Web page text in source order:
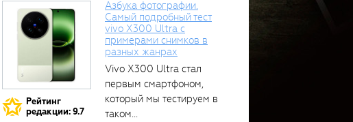
Рейтинг
редакции: 9.7
Азбука фотографии.
Самый подробный тест
vivo X300 Ultra с
примерами снимков в
разных жанрах
Vivo X300 Ultra стал
первым смартфоном,
который мы тестируем в
таком...